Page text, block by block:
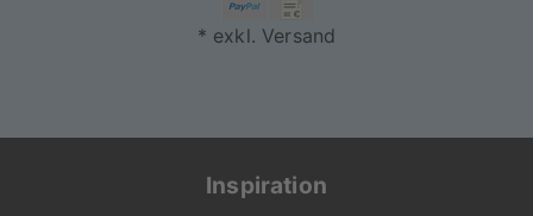
* exkl. Versand
Inspiration